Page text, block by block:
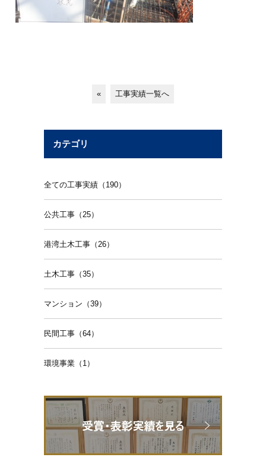
« 工事実績一覧へ
カテゴリ
全ての工事実績（190）
公共工事（25）
港湾土木工事（26）
土木工事（35）
マンション（39）
民間工事（64）
環境事業（1）